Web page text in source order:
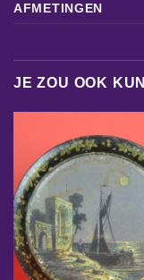
AFMETINGEN
JE ZOU OOK